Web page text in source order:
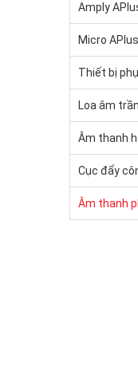
Amply
Micro APlus
Thiết bị
Loa âm
Âm thanh
Cục đẩy
Âm thanh